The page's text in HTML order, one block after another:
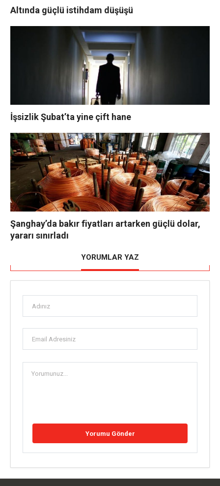
Altında güçlü istihdam düşüşü
İşsizlik Şubat’ta yine çift hane
Şanghay’da bakır fiyatları artarken güçlü dolar,
yararı sınırladı
YORUMLAR YAZ